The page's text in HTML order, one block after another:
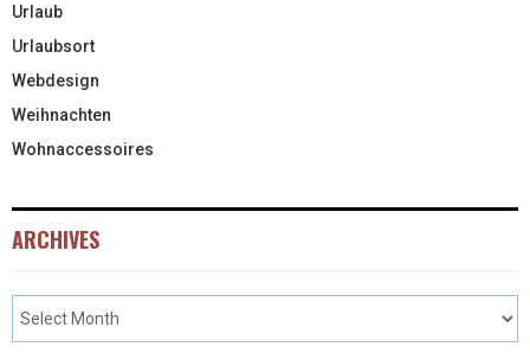
Urlaub
Urlaubsort
Webdesign
Weihnachten
Wohnaccessoires
ARCHIVES